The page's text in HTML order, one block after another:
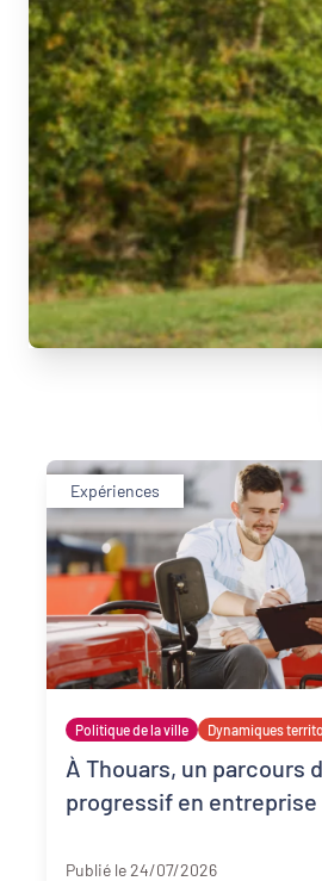
Expériences
Politique de la ville Dynamiques
À Thouars, un parcours
progressif en entreprise
Publié le 24/07/2026